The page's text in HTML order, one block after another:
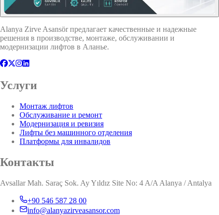
Alanya Zirve Asansör предлагает качественные и надежные
решения в производстве, монтаже, обслуживании и
модернизации лифтов в Аланье.
Услуги
Монтаж лифтов
Обслуживание и ремонт
Модернизация и ревизия
Лифты без машинного отделения
Платформы для инвалидов
Контакты
Avsallar Mah. Saraç Sok. Ay Yıldız Site No: 4 A/A Alanya / Antalya
+90 546 587 28 00
info@alanyazirveasansor.com